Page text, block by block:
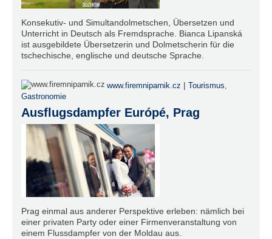
Konsekutiv- und Simultandolmetschen, Übersetzen und
Unterricht in Deutsch als Fremdsprache. Bianca Lipanská
ist ausgebildete Übersetzerin und Dolmetscherin für die
tschechische, englische und deutsche Sprache.
www.firemniparnik.cz | Tourismus,
Gastronomie
Ausflugsdampfer Európé, Prag
Prag einmal aus anderer Perspektive erleben: nämlich bei
einer privaten Party oder einer Firmenveranstaltung von
einem Flussdampfer von der Moldau aus.